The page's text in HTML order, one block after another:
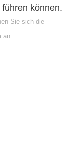
können.
Sie sich die
an